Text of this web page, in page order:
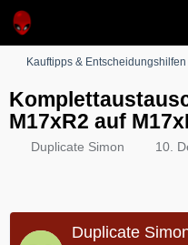
Kauftipps &
M17xR2 auf
Duplicate Simon 10.
Duplicate